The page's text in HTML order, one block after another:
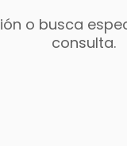
o busca
consulta.